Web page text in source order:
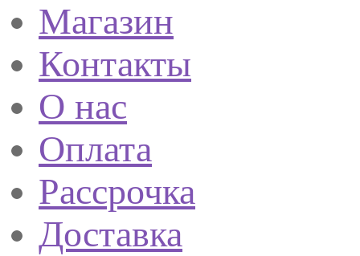
Магазин
Контакты
О нас
Оплата
Рассрочка
Доставка